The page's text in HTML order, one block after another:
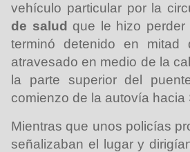
vehículo particular por la
de salud que le hizo
terminó detenido en
atravesado en medio de la
la parte superior del
comienzo de la autovía hacia
Mientras que unos policías
señalizaban el lugar y